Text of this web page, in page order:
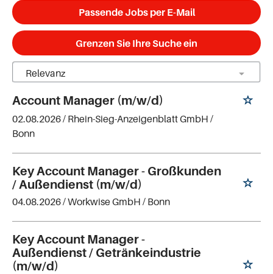
Passende Jobs per E-Mail
Grenzen Sie Ihre Suche ein
Account Manager (m/w/d)
02.08.2026 / Rhein-Sieg-Anzeigenblatt GmbH /
Bonn
Key Account Manager - Großkunden
/ Außendienst (m/w/d)
04.08.2026 /Workwise GmbH / Bonn
Key Account Manager -
Außendienst / Getränkeindustrie
(m/w/d)